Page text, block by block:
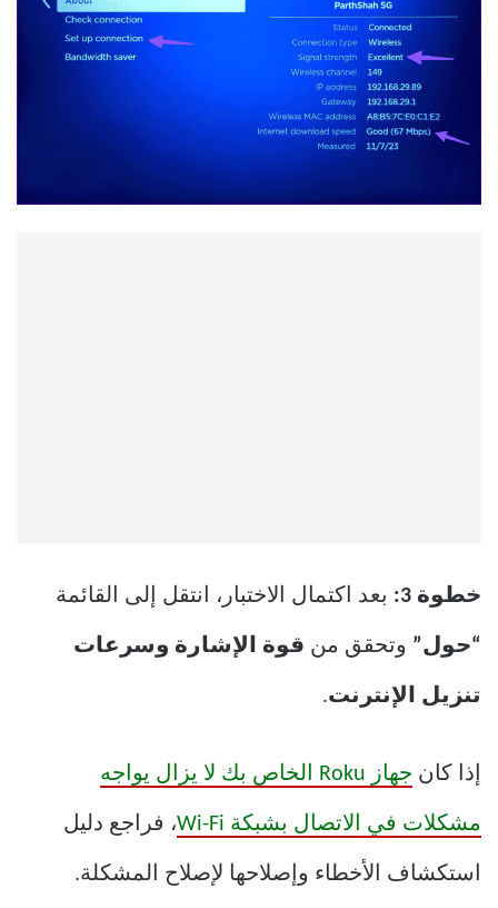
خطوة 3: بعد اكتمال الاختبار، انتقل إلى القائمة
“حول” وتحقق من قوة الإشارة وسرعات
تنزيل الإنترنت.
إذا كان جهاز Roku الخاص بك لا يزال يواجه
مشكلات في الاتصال بشبكة Wi-Fi ، فراجع دليل
استكشاف الأخطاء وإصلاحها لإصلاح المشكلة.